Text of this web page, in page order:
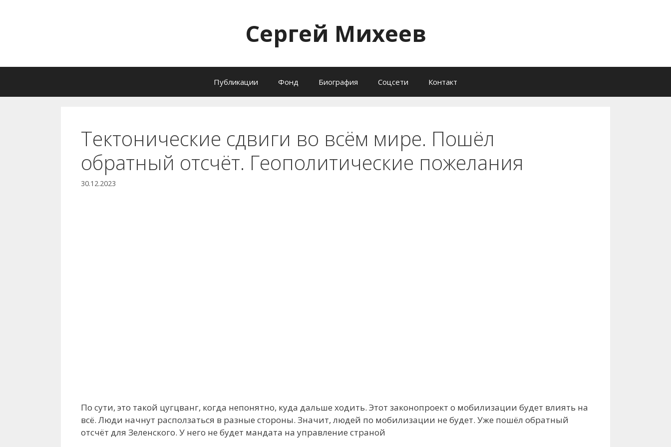
Сергей Михеев
Публикации Фонд Биография Соцсети Контакт
Тектонические сдвиги во всём мире. Пошёл
обратный отсчёт. Геополитические пожелания
30.12.2023
По сути, это такой цугцванг, когда непонятно, куда дальше ходить. Этот законопроект о мобилизации будет влиять на
всё. Люди начнут расползаться в разные стороны. Значит, людей по мобилизации не будет. Уже пошёл обратный
отсчёт для Зеленского. У него не будет мандата на управление страной